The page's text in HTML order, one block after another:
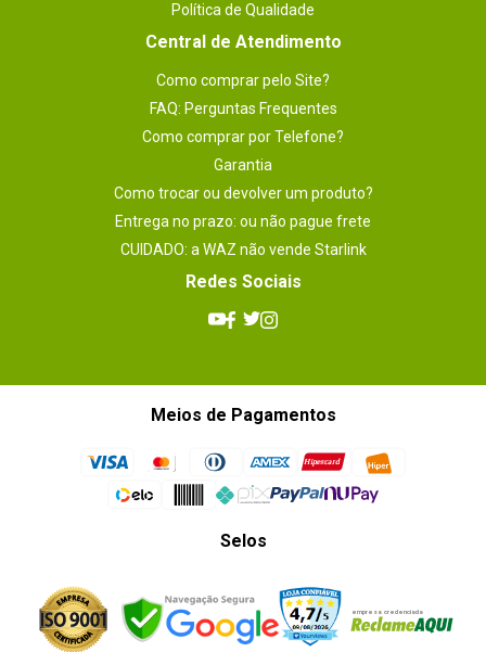
Política de Qualidade
Central de Atendimento
Como comprar pelo Site?
FAQ: Perguntas Frequentes
Como comprar por Telefone?
Garantia
Como trocar ou devolver um produto?
Entrega no prazo: ou não pague frete
CUIDADO: a WAZ não vende Starlink
Redes Sociais
Meios de Pagamentos
Selos